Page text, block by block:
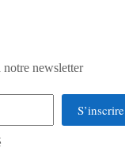
notre newsletter
S’inscrire